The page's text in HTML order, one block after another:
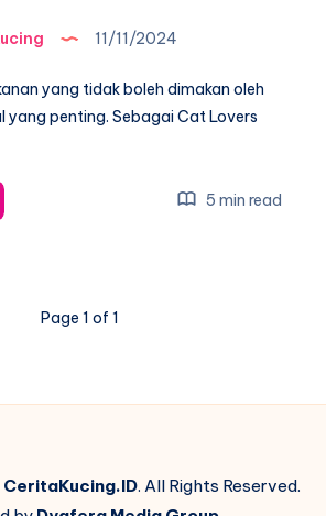
11/11/2024
yang tidak boleh dimakan oleh
yang penting. Sebagai Cat Lovers
5 min read
Page 1 of 1
CeritaKucing.ID. All Rights Reserved.